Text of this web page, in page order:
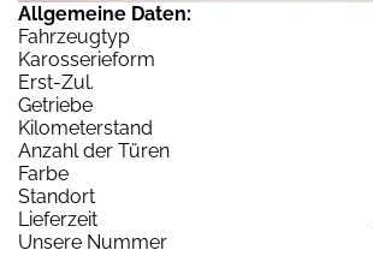
Allgemeine Daten:
Fahrzeugtyp
Karosserieform
Erst-Zul.
Getriebe
Kilometerstand
Anzahl der Türen
Farbe
Standort
Lieferzeit
Unsere Nummer